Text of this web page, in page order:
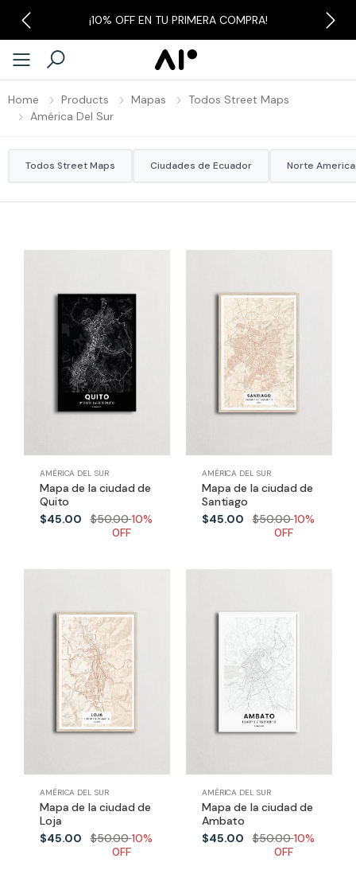
¡10% OFF EN TU PRIMERA COMPRA!
Previous Next
Home Products Mapas
Todos Street Maps
América Del Sur
Todos Street Maps Ciudades de Ecuador Norte America
AMÉRICA DEL SUR
Mapa de la ciudad de
Quito
$45.00
$50.0010%
0FF
AMÉRICA DEL SUR
Mapa de la ciudad de
Santiago
$45.00
$50.0010%
0FF
AMÉRICA DEL SUR
Mapa de la ciudad de
Loja
$45.00
$50.0010%
0FF
AMÉRICA DEL SUR
Mapa de la ciudad de
Ambato
$45.00
$50.0010%
0FF